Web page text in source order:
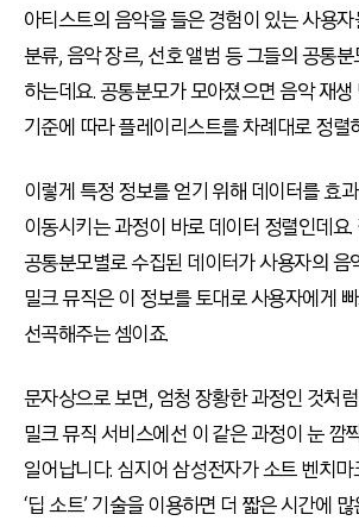
아티스트의 음악을 들은 경험이 있는 사용
분류, 음악 장르, 선호 앨범 등 그들의 공통
하는데요. 공통분모가 모아졌으면 음악 재
기준에 따라 플레이리스트를 차례대로 정렬
이렇게 특정 정보를 얻기 위해 데이터를 효
이동시키는 과정이 바로 데이터 정렬인데요.
공통분모별로 수집된 데이터가 사용자의 음
밀크 뮤직은 이 정보를 토대로 사용자에게
선곡해주는 셈이죠.
문자상으로 보면, 엄청 장황한 과정인 것처
밀크 뮤직 서비스에선 이 같은 과정이 눈 깜
일어납니다. 심지어 삼성전자가 소트 벤치
‘딥 소트’ 기술을 이용하면 더 짧은 시간에